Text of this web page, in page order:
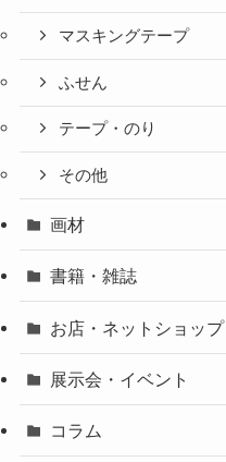
マスキングテープ
ふせん
テープ・のり
その他
画材
書籍・雑誌
お店・ネットショップ
展示会・イベント
コラム